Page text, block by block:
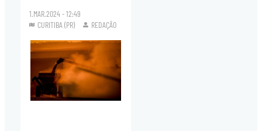
1.MAR.2024 - 12:49
CURITIBA (PR)
REDAÇÃO